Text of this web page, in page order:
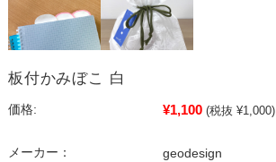
板付かみぼこ 白
価格: ¥1,100 (税抜 ¥1,000)
メーカー：
geodesign